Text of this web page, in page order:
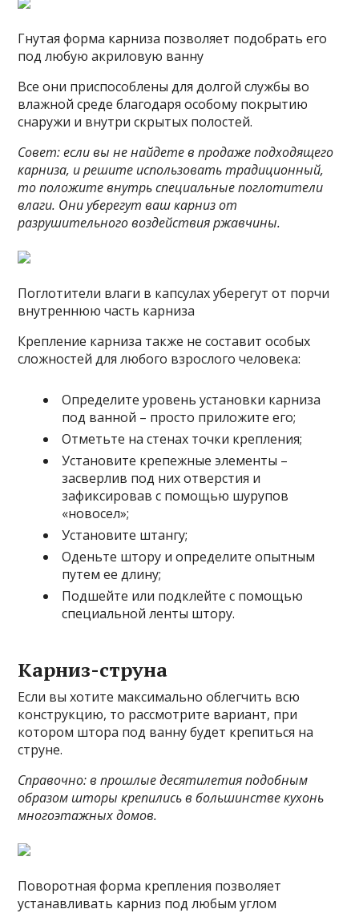
Гнутая форма карниза позволяет подобрать его
под любую акриловую ванну
Все они приспособлены для долгой службы во
влажной среде благодаря особому покрытию
снаружи и внутри скрытых полостей.
Совет: если вы не найдете в продаже подходящего
карниза, и решите использовать традиционный,
то положите внутрь специальные поглотители
влаги. Они уберегут ваш карниз от
разрушительного воздействия ржавчины.
Поглотители влаги в капсулах уберегут от порчи
внутреннюю часть карниза
Крепление карниза также не составит особых
сложностей для любого взрослого человека:
Определите уровень установки карниза
под ванной – просто приложите его;
Отметьте на стенах точки крепления;
Установите крепежные элементы –
засверлив под них отверстия и
зафиксировав с помощью шурупов
«новосел»;
Установите штангу;
Оденьте штору и определите опытным
путем ее длину;
Подшейте или подклейте с помощью
специальной ленты штору.
Карниз-струна
Если вы хотите максимально облегчить всю
конструкцию, то рассмотрите вариант, при
котором штора под ванну будет крепиться на
струне.
Справочно: в прошлые десятилетия подобным
образом шторы крепились в большинстве кухонь
многоэтажных домов.
Поворотная форма крепления позволяет
устанавливать карниз под любым углом